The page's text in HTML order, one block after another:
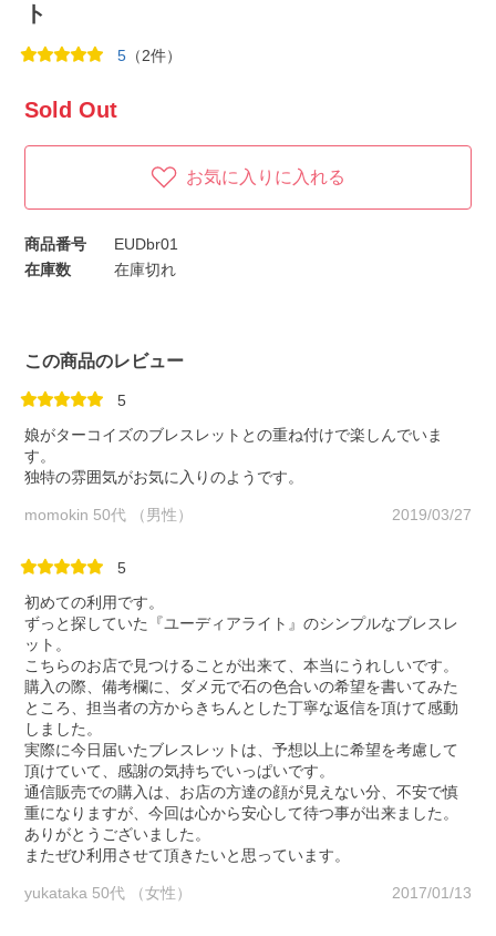
ト
5 （2件）
Sold Out
お気に入りに入れる
商品番号
EUDbr01
在庫数
在庫切れ
この商品のレビュー
5
娘がターコイズのブレスレットとの重ね付けで楽しんでいま
す。
独特の雰囲気がお気に入りのようです。
momokin 50代 （男性） 2019/03/27
5
初めての利用です。
ずっと探していた『ユーディアライト』のシンプルなブレスレ
ット。
こちらのお店で見つけることが出来て、本当にうれしいです。
購入の際、備考欄に、ダメ元で石の色合いの希望を書いてみた
ところ、担当者の方からきちんとした丁寧な返信を頂けて感動
しました。
実際に今日届いたブレスレットは、予想以上に希望を考慮して
頂けていて、感謝の気持ちでいっぱいです。
通信販売での購入は、お店の方達の顔が見えない分、不安で慎
重になりますが、今回は心から安心して待つ事が出来ました。
ありがとうございました。
またぜひ利用させて頂きたいと思っています。
yukataka 50代 （女性） 2017/01/13